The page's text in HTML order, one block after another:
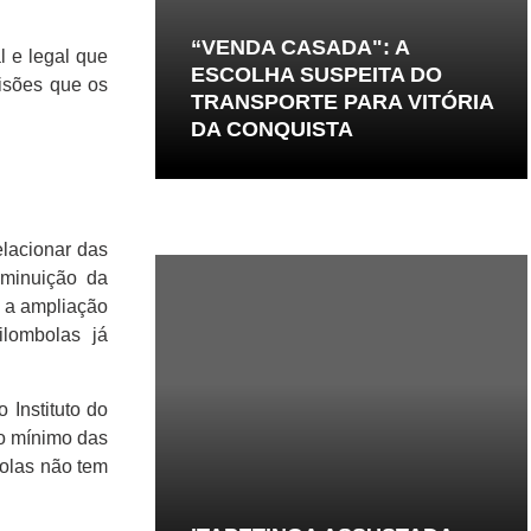
e legal que
que os
das
da
ampliação
já
Instituto do
mínimo das
não tem
“VENDA CASADA": A
ESCOLHA SUSPEITA DO
TRANSPORTE PARA VITÓRIA
DA CONQUISTA